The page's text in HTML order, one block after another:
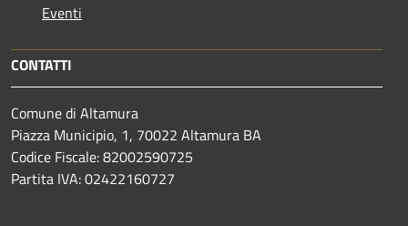
Eventi
CONTATTI
Comune di Altamura
Piazza Municipio, 1, 70022 Altamura BA
Codice Fiscale: 82002590725
Partita IVA: 02422160727